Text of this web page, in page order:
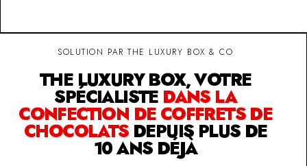
SOLUTION PAR THE LUXURY BOX & CO
THE LUXURY BOX, VOTRE
SPÉCIALISTEDANS LA
CONFECTION DE COFFRETS DE
CHOCOLATS DEPUIS PLUS DE
10 ANS DÉJÀ